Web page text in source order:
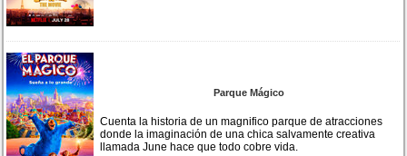
Parque Mágico
Cuenta la historia de un magnifico parque de atracciones
donde la imaginación de una chica salvamente creativa
llamada June hace que todo cobre vida.